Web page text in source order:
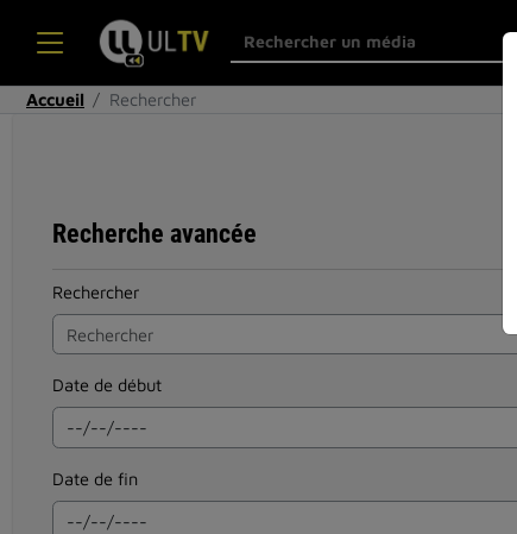
Accueil Rechercher
Recherche avancée
Rechercher
Date de début
Date de fin